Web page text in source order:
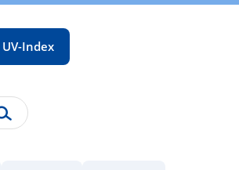
UV-Index